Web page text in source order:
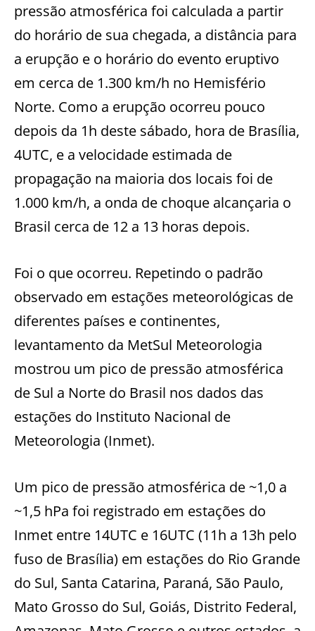
pressão atmosférica foi calculada a partir
do horário de sua chegada, a distância para
a erupção e o horário do evento eruptivo
em cerca de 1.300 km/h no Hemisfério
Norte. Como a erupção ocorreu pouco
depois da 1h deste sábado, hora de Brasília,
4UTC, e a velocidade estimada de
propagação na maioria dos locais foi de
1.000 km/h, a onda de choque alcançaria o
Brasil cerca de 12 a 13 horas depois.
Foi o que ocorreu. Repetindo o padrão
observado em estações meteorológicas de
diferentes países e continentes,
levantamento da MetSul Meteorologia
mostrou um pico de pressão atmosférica
de Sul a Norte do Brasil nos dados das
estações do Instituto Nacional de
Meteorologia (Inmet).
Um pico de pressão atmosférica de ~1,0 a
~1,5 hPa foi registrado em estações do
Inmet entre 14UTC e 16UTC (11h a 13h pelo
fuso de Brasília) em estações do Rio Grande
do Sul, Santa Catarina, Paraná, São Paulo,
Mato Grosso do Sul, Goiás, Distrito Federal,